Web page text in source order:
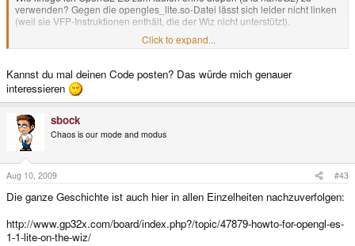
verwenden? Gegen die opengles_lite.so-Datei lässt sich leider nicht linken
(weil sie VFP-Instruktionen enthält, die der Wiz nicht unterstützt).
Aber ich glaub das wurde auch schon gefragt und die Antwort war, dass
Click to expand...
Kannst du mal deinen Code posten? Das würde mich genauer
interessieren
sbock
Chaos is our mode and modus
Aug 10, 2009 #43
Die ganze Geschichte ist auch hier in allen Einzelheiten nachzuverfolgen:
http://www.gp32x.com/board/index.php?/topic/47879-howto-for-opengl-es-
1-1-lite-on-the-wiz/